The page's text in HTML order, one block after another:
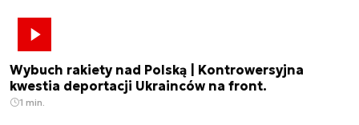
Wybuch rakiety nad Polską | Kontrowersyjna
kwestia deportacji Ukrainców na front.
1 min.